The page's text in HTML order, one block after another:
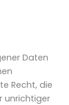
Daten
Recht, die
unrichtiger